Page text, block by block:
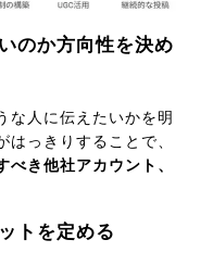
のか方向性を決め
な人に伝えたいかを明
っきりすることで、
き他社アカウント、
トを定める